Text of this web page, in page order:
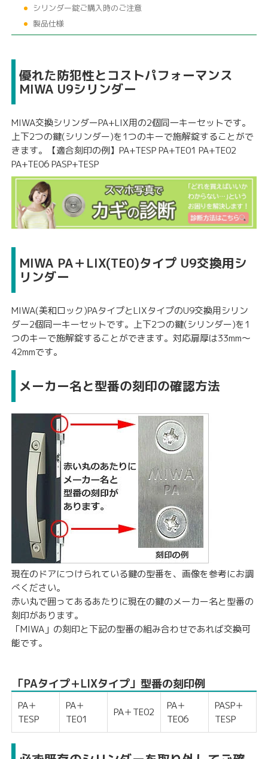
シリンダー錠ご購入時のご注意
製品仕様
優れた防犯性とコストパフォーマンス
MIWA U9シリンダー
MIWA交換シリンダーPA+LIX用の2個同一キーセットです。
上下2つの鍵(シリンダー)を1つのキーで施解錠することがで
きます。【適合刻印の例】PA+TESP PA+TE01 PA+TE02
PA+TE06 PASP+TESP
MIWA PA＋LIX(TE0)タイプ U9交換用シ
リンダー
MIWA(美和ロック)PAタイプとLIXタイプのU9交換用シリン
ダー2個同一キーセットです。上下2つの鍵(シリンダー)を1
つのキーで施解錠することができます。対応扉厚は33mm〜
42mmです。
メーカー名と型番の刻印の確認方法
現在のドアにつけられている鍵の型番を、画像を参考にお調
べください。
赤い丸で囲ってあるあたりに現在の鍵のメーカー名と型番の
刻印があります。
「MIWA」の刻印と下記の型番の組み合わせであれば交換可
能です。
「PAタイプ＋LIXタイプ」型番の刻印例
PA＋
TESP
PA＋
TE01
PA＋TE02
PA＋
TE06
PASP＋
TESP